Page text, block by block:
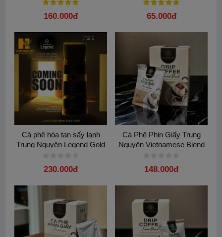
160.000đ 65.000đ
Cà phê hòa tan sấy lạnh
Trung Nguyên Legend Gold
230.000đ
Cà Phê Phin Giấy Trung
Nguyên Vietnamese Blend
148.000đ